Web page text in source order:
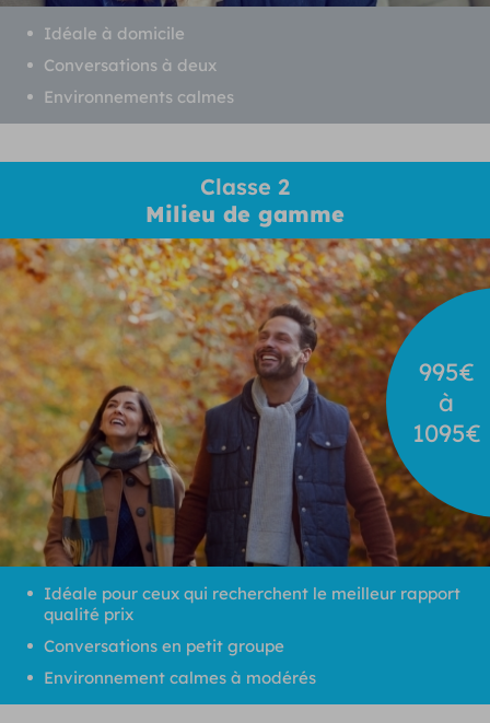
Idéale à domicile
Conversations à deux
Environnements calmes
Classe 2
Milieu de gamme
995€
à
1095€
Idéale pour ceux qui recherchent le meilleur rapport
qualité prix
Conversations en petit groupe
Environnement calmes à modérés